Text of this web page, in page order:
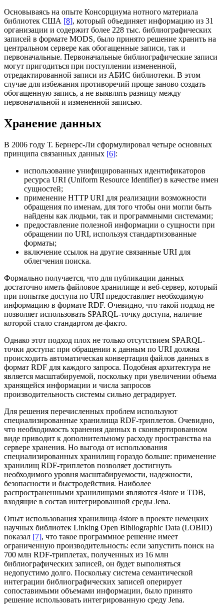
Основываясь на опыте Консорциума нотного материала
библиотек США [8], который объединяет информацию из 31
организации и содержит более 228 тыс. библиографических
записей в формате MODS, было принято решение хранить на
центральном сервере как обогащенные записи, так и
первоначальные. Первоначальные библиографические записи
могут пригодиться при поступлении измененной,
отредактированной записи из АБИС библиотеки. В этом
случае для избежания противоречий проще заново создать
обогащенную запись, а не выявлять разницу между
первоначальной и измененной записью.
Хранение данных
В 2006 году Т. Бернерс-Ли сформулировал четыре основных
принципа связанных данных [6]:
использование унифицированных идентификаторов
ресурса URI (Uniform Resource Identifier) в качестве имен
сущностей;
применение HTTP URI для реализации возможности
обращения по именам, для того чтобы они могли быть
найдены как людьми, так и программными системами;
предоставление полезной информации о сущности при
обращении по URI, используя стандартизованные
форматы;
включение ссылок на другие cвязанные URI для
облегчения поиска.
Формально получается, что для публикации данных
достаточно иметь файловое хранилище и веб-сервер, который
при попытке доступа по URI предоставляет необходимую
информацию в формате RDF. Очевидно, что такой подход не
позволяет использовать SPARQL-точку доступа, наличие
которой стало стандартом де-факто.
Однако этот подход плох не только отсутствием SPARQL-
точки доступа: при обращении к данным по URI должна
происходить автоматическая конвертация файлов данных в
формат RDF для каждого запроса. Подобная архитектура не
является масштабируемой, поскольку при увеличении объема
хранящейся информации и числа запросов
производительность системы сильно деградирует.
Для решения перечисленных проблем используют
специализированные хранилища RDF-триплетов. Очевидно,
что необходимость хранения данных в сконвертированном
виде приводит к дополнительному расходу пространства на
сервере хранения. Но выгода от использования
специализированных хранилищ гораздо больше: применение
хранилищ RDF-триплетов позволяет достигнуть
необходимого уровня масштабируемости, надежности,
безопасности и быстродействия. Наиболее
распространенными хранилищами являются 4store и TDB,
входящие в состав интегрированной среды Jena.
Опыт использования хранилища 4store в проекте немецких
научных библиотек Linking Open Bibliographic Data (LOBID)
показал [7], что такое программное решение имеет
ограниченную производительность: если запустить поиск на
700 млн RDF-триплетах, полученных из 16 млн
библиографических записей, он будет выполняться
недопустимо долго. Поскольку система семантической
интеграции библиографических записей оперирует
сопоставимыми объемами информации, было принято
решение использовать интегрированную среду Jena.